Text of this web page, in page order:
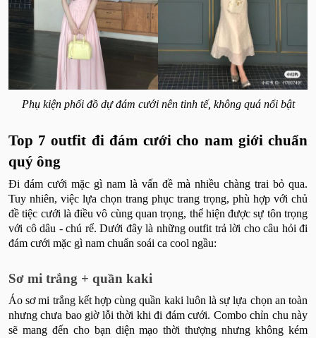
Phụ kiện phối đồ dự đám cưới nên tinh tế, không quá nổi bật
Top 7 outfit đi đám cưới cho nam giới chuẩn
quý ông
Đi đám cưới mặc gì nam​ là vấn đề mà nhiều chàng trai bỏ qua.
Tuy nhiên, việc lựa chọn trang phục trang trọng, phù hợp với chủ
đề tiệc cưới là điều vô cùng quan trọng, thể hiện được sự tôn trọng
với cô dâu - chú rể. Dưới đây là những outfit trả lời cho câu hỏi đi
đám cưới mặc gì nam​ chuẩn soái ca cool ngầu:
Sơ mi trắng + quần kaki
Áo sơ mi trắng kết hợp cùng quần kaki luôn là sự lựa chọn an toàn
nhưng chưa bao giờ lỗi thời khi đi đám cưới. Combo chỉn chu này
sẽ mang đến cho bạn diện mạo thời thượng nhưng không kém